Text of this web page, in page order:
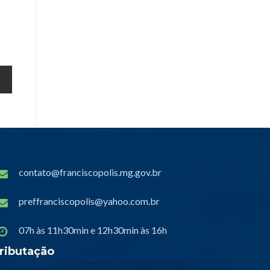
contato@franciscopolis.mg.gov.br
preffranciscopolis@yahoo.com.br
07h às 11h30min e 12h30min às 16h